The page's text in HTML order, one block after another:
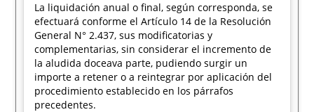
La liquidación anual o final, según corresponda, se
efectuará conforme el Artículo 14 de la Resolución
General N° 2.437, sus modificatorias y
complementarias, sin considerar el incremento de
la aludida doceava parte, pudiendo surgir un
importe a retener o a reintegrar por aplicación del
procedimiento establecido en los párrafos
precedentes.